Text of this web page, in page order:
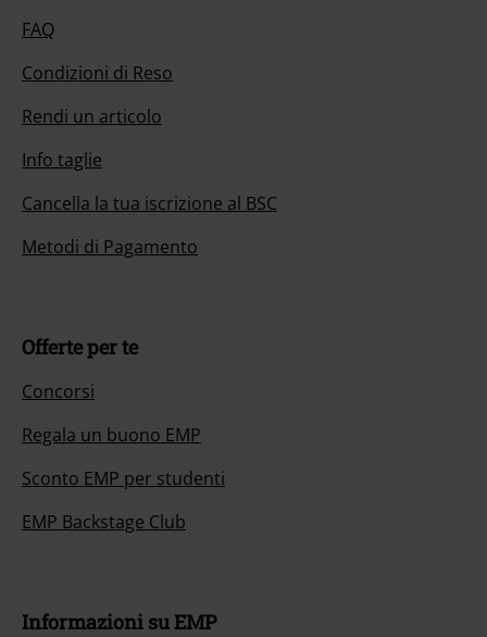
FAQ
Condizioni di Reso
Rendi un articolo
Info taglie
Cancella la tua iscrizione al BSC
Metodi di Pagamento
Offerte per te
Concorsi
Regala un buono EMP
Sconto EMP per studenti
EMP Backstage Club
Informazioni su EMP